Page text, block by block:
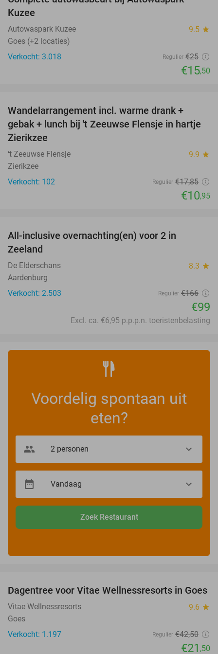
Kuzee
Autowaspark Kuzee 9.5 star
Goes (+2 locaties)
Verkocht: 3.018
Regulier €25
€15,50
Wandelarrangement incl. warme drank +
gebak + lunch bij 't Zeeuwse Flensje in hartje
Zierikzee
‘t Zeeuwse Flensje 9.9 star
Zierikzee
Verkocht: 102
Regulier €17,85
€10,95
All-inclusive overnachting(en) voor 2 in
Zeeland
De Elderschans 8.3 star
Aardenburg
Verkocht: 2.503
Regulier €166
€99
Excl. ca. €6,95 p.p.p.n. toeristenbelasting
Voordelig spontaan uit
eten?
Zoek Restaurant
49%
Dagentree voor Vitae Wellnessresorts in Goes
Vitae Wellnessresorts 9.6 star
Goes
Verkocht: 1.197
Regulier €42,50
€21 ,50